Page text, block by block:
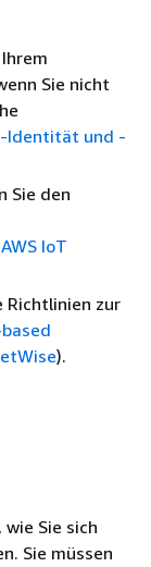
Sie nicht
Identität und -
Sie den
IoT
Richtlinien zur
).
Sie sich
Sie müssen